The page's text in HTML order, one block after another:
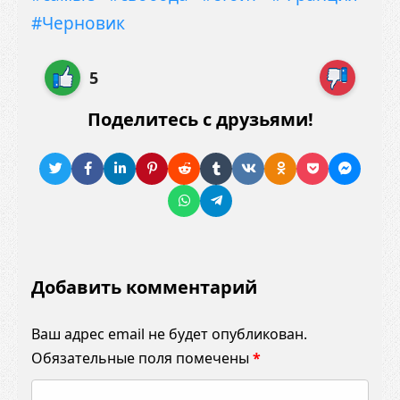
#Черновик
5
Поделитесь с друзьями!
Добавить комментарий
Ваш адрес email не будет опубликован.
Обязательные поля помечены *